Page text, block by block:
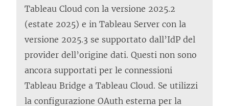
Tableau Cloud con la versione 2025.2
(estate 2025) e in Tableau Server con la
versione 2025.3 se supportato dall’IdP del
provider dell’origine dati. Questi non sono
ancora supportati per le connessioni
Tableau Bridge a Tableau Cloud. Se utilizzi
la configurazione OAuth esterna per la